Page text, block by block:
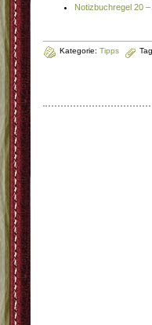
Notizbuchregel 20
Kategorie: Tipps